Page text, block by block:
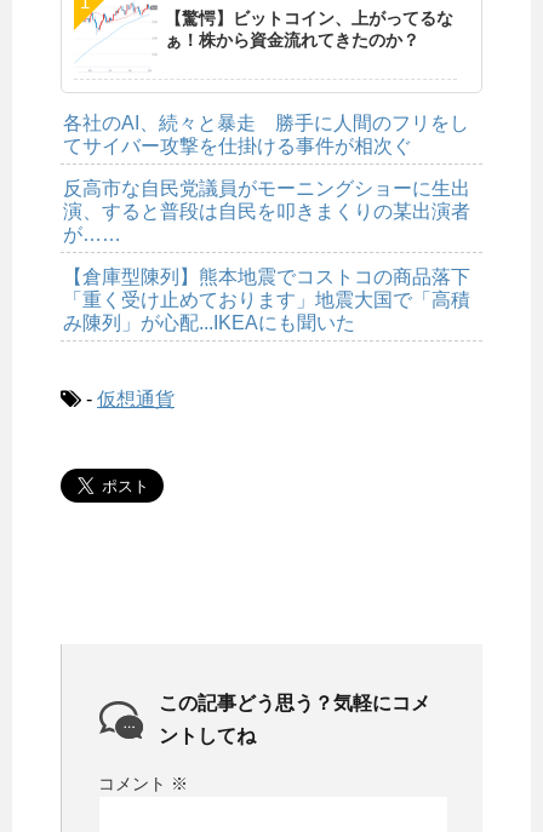
【驚愕】ビットコイン、上がってるな
ぁ！株から資金流れてきたのか？
各社のAI、続々と暴走 勝手に人間のフリをし
てサイバー攻撃を仕掛ける事件が相次ぐ
反高市な自民党議員がモーニングショーに生出
演、すると普段は自民を叩きまくりの某出演者
が……
【倉庫型陳列】熊本地震でコストコの商品落下
「重く受け止めております」地震大国で「高積
み陳列」が心配...IKEAにも聞いた
- 仮想通貨
この記事どう思う？気軽にコメ
ントしてね
コメント ※